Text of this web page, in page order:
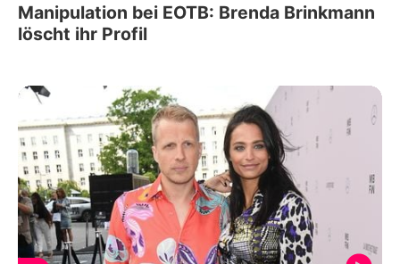
Manipulation bei EOTB: Brenda Brinkmann
löscht ihr Profil